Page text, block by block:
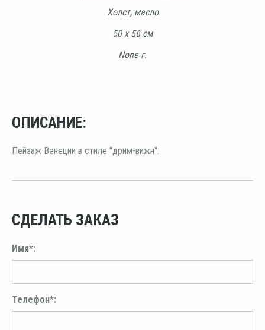
Холст, масло
50 х 56 см
None г.
ОПИСАНИЕ:
Пейзаж Венеции в стиле "дрим-вижн".
СДЕЛАТЬ ЗАКАЗ
Имя*:
Телефон*: